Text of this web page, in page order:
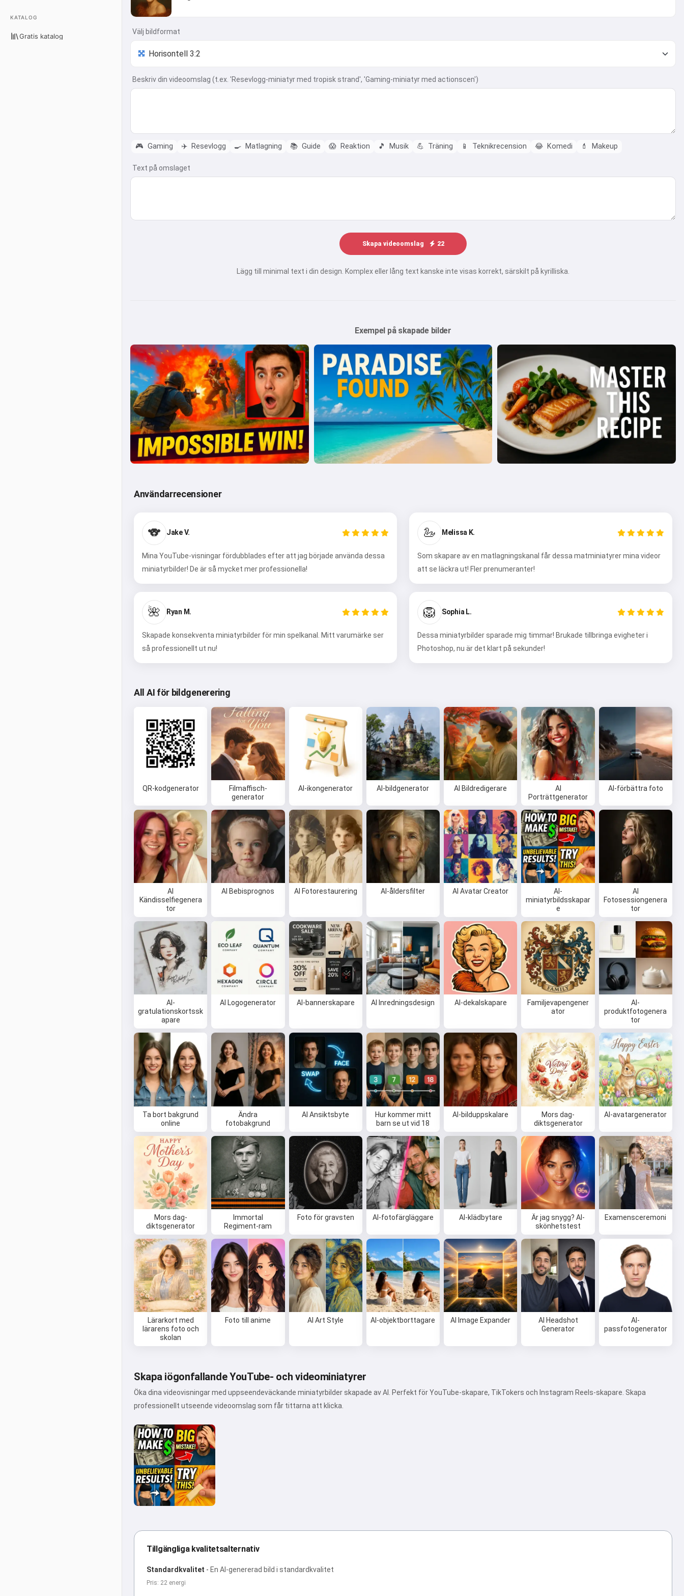
KATALOG
Gratis katalog
Välj bildformat
Beskriv din videoomslag (t.ex. 'Resevlogg-miniatyr med tropisk strand', 'Gaming-miniatyr med actionscen')
🎮 Gaming ✈️ Resevlogg 🍳 Matlagning 📚 Guide 😱 Reaktion 🎵 Musik 💪 Träning 📱 Teknikrecension 😂 Komedi 💄 Makeup
Text på omslaget
Skapa videoomslag 22
Lägg till minimal text i din design. Komplex eller lång text kanske inte visas korrekt, särskilt på kyrilliska.
Exempel på skapade bilder
Användarrecensioner
🐨 Jake V.
Mina YouTube-visningar fördubblades efter att jag började använda dessa
miniatyrbilder! De är så mycket mer professionella!
🦢 Melissa K.
Som skapare av en matlagningskanal får dessa matminiatyrer mina videor
att se läckra ut! Fler prenumeranter!
🌺 Ryan M.
Skapade konsekventa miniatyrbilder för min spelkanal. Mitt varumärke ser
så professionellt ut nu!
🦁 Sophia L.
Dessa miniatyrbilder sparade mig timmar! Brukade tillbringa evigheter i
Photoshop, nu är det klart på sekunder!
All AI för bildgenerering
QR-kodgenerator
Filmaffisch-
generator
AI-ikongenerator AI-bildgenerator AI Bildredigerare
AI
Porträttgenerator
AI-förbättra foto
AI
Kändisselfiegenera
tor
AI Bebisprognos AI Fotorestaurering AI-åldersfilter AI Avatar Creator
AI-
miniatyrbildsskapar
e
AI
Fotosessiongenera
tor
AI-
gratulationskortssk
apare
AI Logogenerator AI-bannerskapare AI Inredningsdesign AI-dekalskapare
Familjevapengener
ator
AI-
produktfotogenera
tor
Ta bort bakgrund
online
Ändra
fotobakgrund
AI Ansiktsbyte
Hur kommer mitt
barn se ut vid 18
AI-bilduppskalare
Mors dag-
diktsgenerator
AI-avatargenerator
Mors dag-
diktsgenerator
Immortal
Regiment-ram
Foto för gravsten AI-fotofärgläggare AI-klädbytare
Är jag snygg? AI-
skönhetstest
Examensceremoni
Lärarkort med
lärarens foto och
skolan
Foto till anime AI Art Style AI-objektborttagare AI Image Expander
AI Headshot
Generator
AI-
passfotogenerator
Skapa iögonfallande YouTube- och videominiatyrer
Öka dina videovisningar med uppseendeväckande miniatyrbilder skapade av AI. Perfekt för YouTube-skapare, TikTokers och Instagram Reels-skapare. Skapa
professionellt utseende videoomslag som får tittarna att klicka.
Tillgängliga kvalitetsalternativ
Standardkvalitet - En AI-genererad bild i standardkvalitet
Pris: 22 energi
Jag kan skapa låtar, skriva dikter
och gratulationer 🥰
Prova gratis
Integritetspolicy,